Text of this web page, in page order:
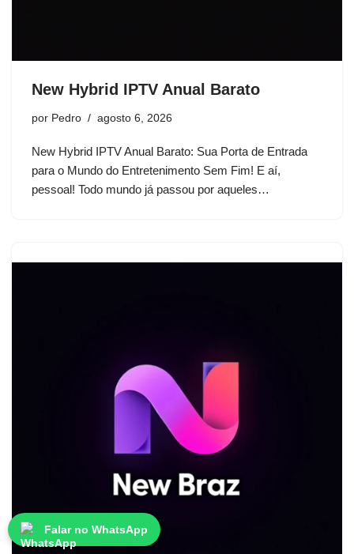
New Hybrid IPTV Anual Barato
por Pedro agosto 6, 2026
New Hybrid IPTV Anual Barato: Sua Porta de Entrada
para o Mundo do Entretenimento Sem Fim! E aí,
pessoal! Todo mundo já passou por aqueles…
Falar no WhatsApp